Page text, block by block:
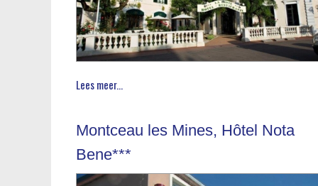
Lees meer...
Montceau les Mines, Hôtel Nota
Bene***